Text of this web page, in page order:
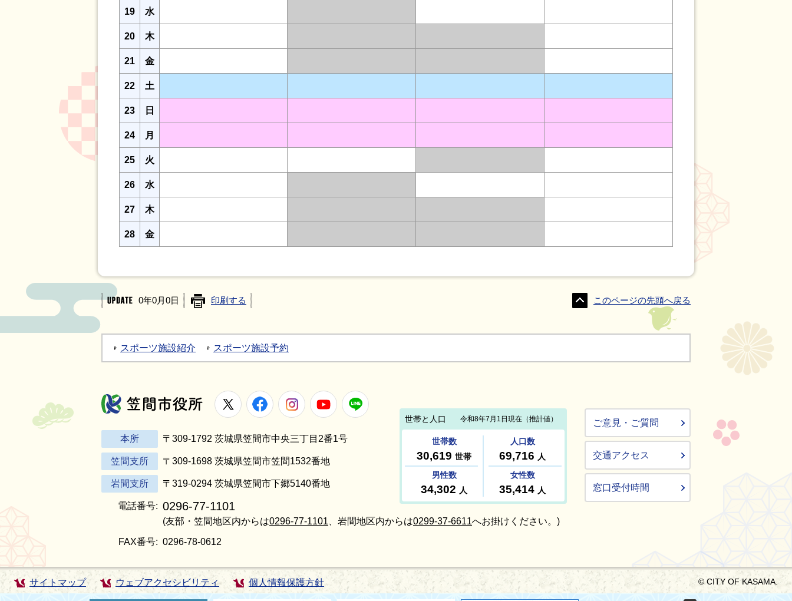
19 水
20 木
21 金
22 土
23 日
24 月
25 火
26 水
27 木
28 金
0年0月0日 印刷する このページの先頭へ戻る
スポーツ施設紹介 スポーツ施設予約
笠間市役所
X FacebookInstagramYoutube
本所 〒309-1792 茨城県笠間市中央三丁目2番1号
笠間支所 〒309-1698 茨城県笠間市笠間1532番地
岩間支所 〒319-0294 茨城県笠間市下郷5140番地
電話番号: 0296-77-1101
(友部・笠間地区内からは0296-77-1101 、岩間地区内からは0299-37-6611へお掛けください。)
FAX番号: 0296-78-0612
ご意見・ご質問
交通アクセス
窓口受付時間
サイトマップ ウェブアクセシビリティ 個人情報保護方針 © CITY OF KASAMA.